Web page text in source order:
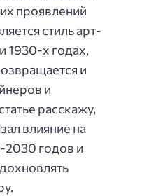
проявлений
стиль арт-
1930-х годах,
и
и
расскажу,
влияние на
годов и